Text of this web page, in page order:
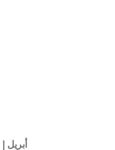
أبريل | 23 | 2024